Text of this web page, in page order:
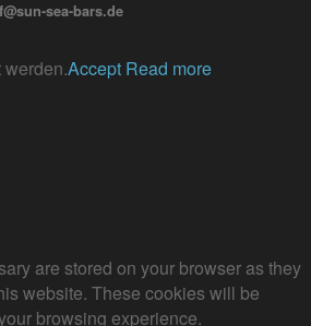
sea-bars.de
Accept Read more
are stored on your browser as they
website. These cookies will be
browsing experience.